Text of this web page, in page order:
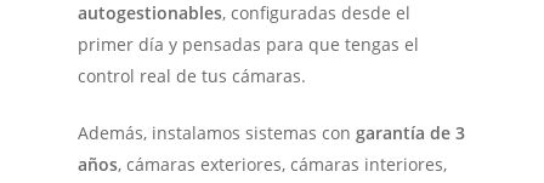
autogestionables, configuradas desde el
primer día y pensadas para que tengas el
control real de tus cámaras.
Además, instalamos sistemas congarantía de 3
años, cámaras exteriores, cámaras interiores,